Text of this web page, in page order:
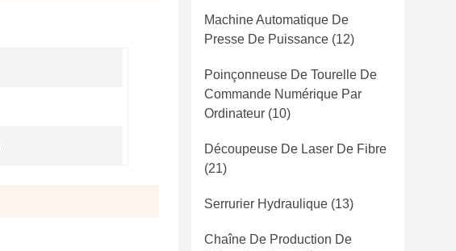
Machine Automatique De
Presse De Puissance (12)
Poinçonneuse De Tourelle De
Commande Numérique Par
Ordinateur (10)
Découpeuse De Laser De Fibre
(21)
Serrurier Hydraulique (13)
Chaîne De Production De